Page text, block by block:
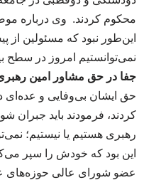
محکوم کردند. وی درباره
این‌طور نبود که مسئولین از
نمی‌توانستیم امروز در سطح
جفا در حق مشاور امین
حق ایشان بی‌وفایی و عده‌ای
کردند، فرمودند باید
رهبری هستیم یا نیستیم؛
این بود که خودش را سپر
عضو شورای عالی حوزه‌های